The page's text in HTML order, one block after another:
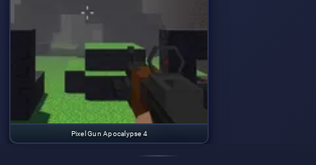
Pixel Gun Apocalypse 4